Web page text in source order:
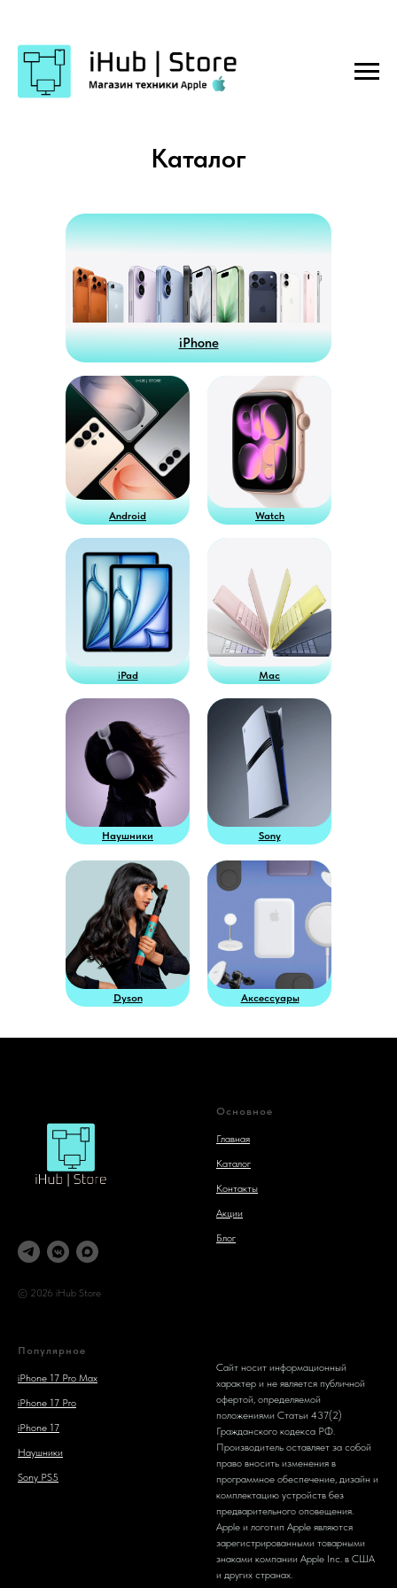
Каталог
iPhone
Android Watch
iPad Mac
Наушники Sony
Dyson Аксессуары
© 2026 iHub Store
Основное
Главная
Каталог
Контакты
Акции
Блог
Популярное
iPhone 17 Pro Max
iPhone 17 Pro
iPhone 17
Наушники
Sony PS5
Сайт носит информационный
характер и не является публичной
офертой, определяемой
положениями Статьи 437(2)
Гражданского кодекса РФ.
Производитель оставляет за собой
право вносить изменения в
программное обеспечение, дизайн и
комплектацию устройств без
предварительного оповещения.
Apple и логотип Apple являются
зарегистрированными товарными
знаками компании Apple Inc. в США
и других странах.